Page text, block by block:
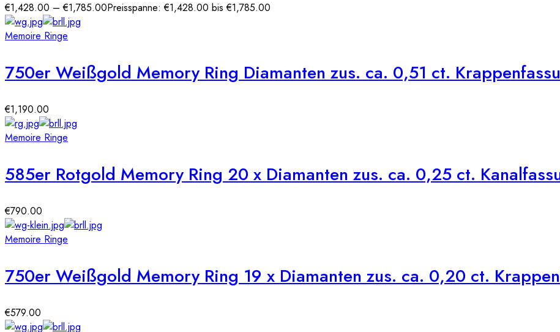
€1,428.00 –€1,785.00Preisspanne: €1,428.00 bis €1,785.00
Memoire Ringe
750er Weißgold Memory Ring Diamanten zus. ca. 0,51 ct.
€1,190.00
Memoire Ringe
585er Rotgold Memory Ring 20 x Diamanten zus. ca. 0,25 ct.
€790.00
Memoire Ringe
750er Weißgold Memory Ring 19 x Diamanten zus. ca. 0,20 ct.
€579.00